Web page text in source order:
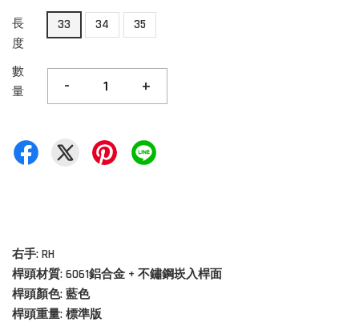
長
度
33 34 35
數
量
- +
右手: RH
桿頭材質: 6061鋁合金 + 不鏽鋼崁入桿面
桿頭顏色: 藍色
桿頭重量: 標準版